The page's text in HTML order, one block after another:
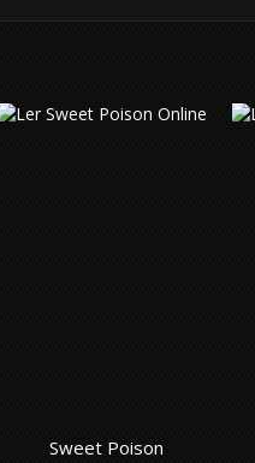
Sweet Poison